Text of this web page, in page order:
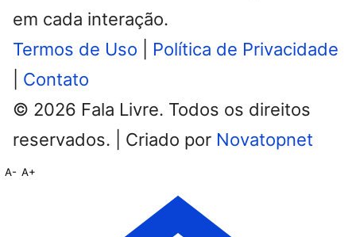
em cada interação.
Termos de Uso
Política de Privacidade
Contato
© 2026 Fala Livre. Todos os direitos
reservados. | Criado por Novatopnet
A- A+